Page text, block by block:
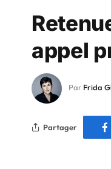
appel
Par Frida
Partager